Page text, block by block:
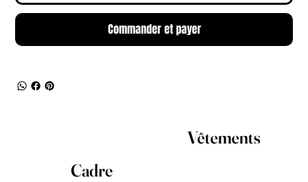
Commander et payer
Cadre
Vêtements